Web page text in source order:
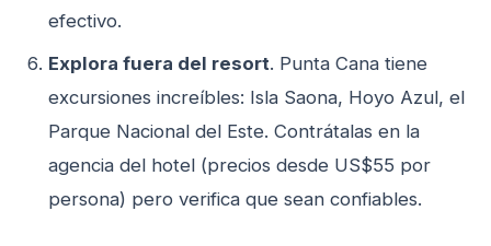
efectivo.
Explora fuera del resort. Punta Cana tiene
excursiones increíbles: Isla Saona, Hoyo Azul, el
Parque Nacional del Este. Contrátalas en la
agencia del hotel (precios desde US$55 por
persona) pero verifica que sean confiables.